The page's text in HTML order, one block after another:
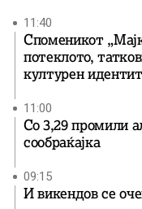
11:40
Споменикот
потеклото,
културен
11:00
Со 3,29 промили
сообраќајка
09:15
И викендов се